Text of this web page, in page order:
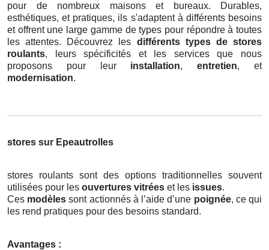
pour de nombreux maisons et bureaux. Durables,
esthétiques, et pratiques, ils s'adaptent à différents besoins
et offrent une large gamme de types pour répondre à toutes
les attentes. Découvrez les différents types de stores
roulants, leurs spécificités et les services que nous
proposons pour leur installation,entretien, et
modernisation.
stores sur Epeautrolles
stores roulants sont des options traditionnelles souvent
utilisées pour les ouvertures vitrées et les issues.
Ces modèles sont actionnés à l’aide d’une poignée, ce qui
les rend pratiques pour des besoins standard.
Avantages :